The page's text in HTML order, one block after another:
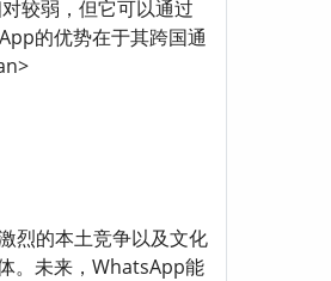
较弱，但它可以通过
的优势在于其跨国通
烈的本土竞争以及文化
。未来，WhatsApp能